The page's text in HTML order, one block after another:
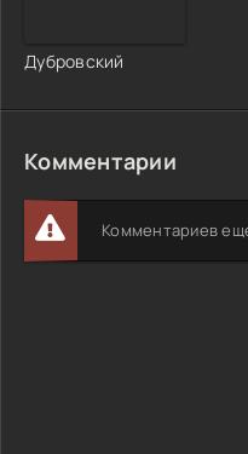
Дубровский
Комментарии
Комментариев